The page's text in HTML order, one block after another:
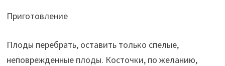
Приготовление
Плоды перебрать, оставить только спелые,
неповрежденные плоды. Косточки, по желанию,